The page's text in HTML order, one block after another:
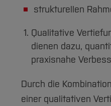
strukturellen
Qualitative
dienen dazu,
praxisnahe
Durch die
einer qualitativen